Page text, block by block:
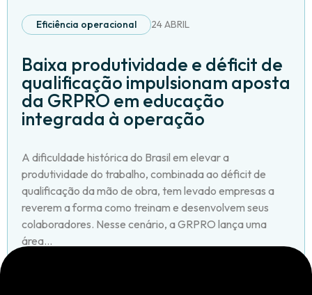
Eficiência operacional 24 ABRIL
Baixa produtividade e déficit de
qualificação impulsionam aposta
da GRPRO em educação
integrada à operação
A dificuldade histórica do Brasil em elevar a
produtividade do trabalho, combinada ao déficit de
qualificação da mão de obra, tem levado empresas a
reverem a forma como treinam e desenvolvem seus
colaboradores. Nesse cenário, a GRPRO lança uma
área...